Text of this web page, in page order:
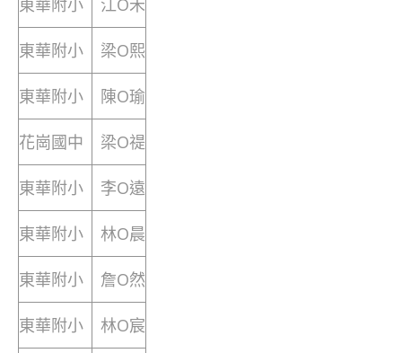
東華附小 江O禾
東華附小 梁O熙
東華附小 陳O瑜
花崗國中 梁O禔
東華附小 李O遠
東華附小 林O晨
東華附小 詹O然
東華附小 林O宸